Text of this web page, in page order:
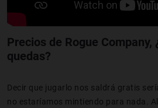
Precios de Rogue Company,
quedas?
Decir que jugarlo nos saldrá gratis
no estaríamos mintiendo para nada.